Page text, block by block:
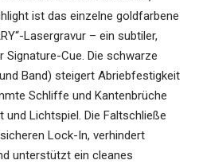
ist das einzelne goldfarbene
Lasergravur – ein subtiler,
Cue. Die schwarze
Band) steigert Abriebfestigkeit
Schliffe und Kantenbrüche
und Lichtspiel. Die Faltschließe
Lock-In, verhindert
unterstützt ein cleanes